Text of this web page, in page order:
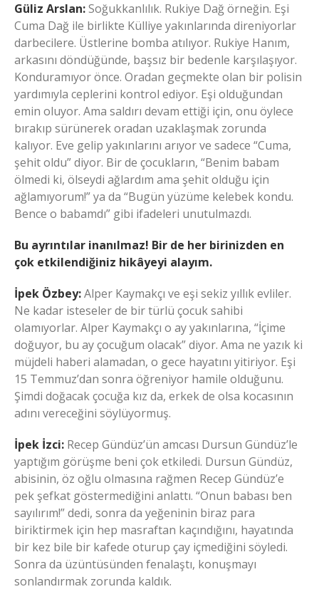
Güliz Arslan:Soğukkanlılık. Rukiye Dağ örneğin. Eşi
Cuma Dağ ile birlikte Külliye yakınlarında direniyorlar
darbecilere. Üstlerine bomba atılıyor. Rukiye Hanım,
arkasını döndüğünde, başsız bir bedenle karşılaşıyor.
Konduramıyor önce. Oradan geçmekte olan bir polisin
yardımıyla ceplerini kontrol ediyor. Eşi olduğundan
emin oluyor. Ama saldırı devam ettiği için, onu öylece
bırakıp sürünerek oradan uzaklaşmak zorunda
kalıyor. Eve gelip yakınlarını arıyor ve sadece “Cuma,
şehit oldu” diyor. Bir de çocukların, “Benim babam
ölmedi ki, ölseydi ağlardım ama şehit olduğu için
ağlamıyorum!” ya da “Bugün yüzüme kelebek kondu.
Bence o babamdı” gibi ifadeleri unutulmazdı.
Bu ayrıntılar inanılmaz! Bir de her birinizden en
çok etkilendiğiniz hikâyeyi alayım.
İpek Özbey:Alper Kaymakçı ve eşi sekiz yıllık evliler.
Ne kadar isteseler de bir türlü çocuk sahibi
olamıyorlar. Alper Kaymakçı o ay yakınlarına, “İçime
doğuyor, bu ay çocuğum olacak” diyor. Ama ne yazık ki
müjdeli haberi alamadan, o gece hayatını yitiriyor. Eşi
15 Temmuz’dan sonra öğreniyor hamile olduğunu.
Şimdi doğacak çocuğa kız da, erkek de olsa kocasının
adını vereceğini söylüyormuş.
İpek İzci: Recep Gündüz’ün amcası Dursun Gündüz’le
yaptığım görüşme beni çok etkiledi. Dursun Gündüz,
abisinin, öz oğlu olmasına rağmen Recep Gündüz’e
pek şefkat göstermediğini anlattı. “Onun babası ben
sayılırım!” dedi, sonra da yeğeninin biraz para
biriktirmek için hep masraftan kaçındığını, hayatında
bir kez bile bir kafede oturup çay içmediğini söyledi.
Sonra da üzüntüsünden fenalaştı, konuşmayı
sonlandırmak zorunda kaldık.